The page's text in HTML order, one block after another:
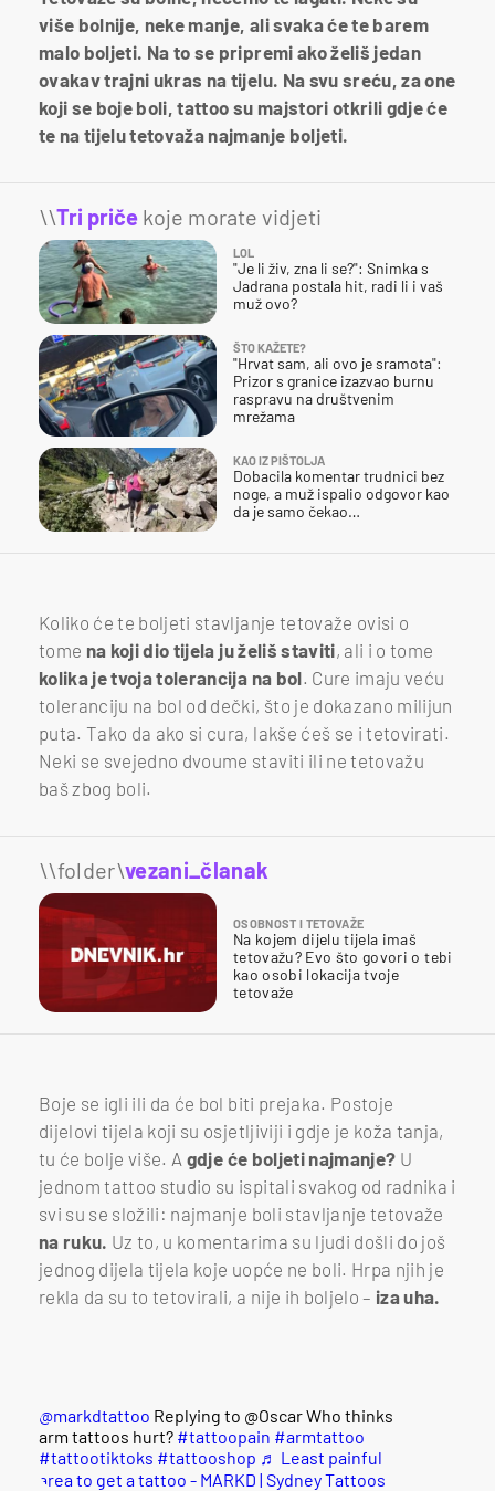
više bolnije, neke manje, ali svaka će te barem
malo boljeti. Na to se pripremi ako želiš jedan
ovakav trajni ukras na tijelu. Na svu sreću, za one
koji se boje boli, tattoo su majstori otkrili gdje će
te na tijelu tetovaža najmanje boljeti.
\\Tri priče koje morate vidjeti
LOL
"Je li živ, zna li se?": Snimka s
Jadrana postala hit, radi li i vaš
muž ovo?
ŠTO KAŽETE?
"Hrvat sam, ali ovo je sramota":
Prizor s granice izazvao burnu
raspravu na društvenim
mrežama
KAO IZ PIŠTOLJA
Dobacila komentar trudnici bez
noge, a muž ispalio odgovor kao
da je samo čekao…
Koliko će te boljeti stavljanje tetovaže ovisi o
tome na koji dio tijela ju želiš staviti, ali i o tome
kolika je tvoja tolerancija na bol. Cure imaju veću
toleranciju na bol od dečki, što je dokazano milijun
puta. Tako da ako si cura, lakše ćeš se i tetovirati.
Neki se svejedno dvoume staviti ili ne tetovažu
baš zbog boli.
\\folder\vezani_članak
OSOBNOST I TETOVAŽE
Na kojem dijelu tijela imaš
tetovažu? Evo što govori o tebi
kao osobi lokacija tvoje
tetovaže
Boje se igli ili da će bol biti prejaka. Postoje
dijelovi tijela koji su osjetljiviji i gdje je koža tanja,
tu će bolje više. A gdje će boljeti najmanje? U
jednom tattoo studio su ispitali svakog od radnika i
svi su se složili: najmanje boli stavljanje tetovaže
na ruku. Uz to, u komentarima su ljudi došli do još
jednog dijela tijela koje uopće ne boli. Hrpa njih je
rekla da su to tetovirali, a nije ih boljelo – iza uha.
@markdtattoo Replying to @Oscar Who thinks
arm tattoos hurt? #tattoopain #armtattoo
#tattootiktoks #tattooshop ♬ Least painful
area to get a tattoo - MARKD | Sydney Tattoos